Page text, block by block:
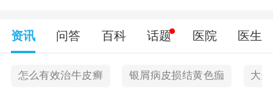
资讯 问答 百科 话题 医院 医生
怎么有效治牛皮癣 银屑病皮损结黄色痂 大